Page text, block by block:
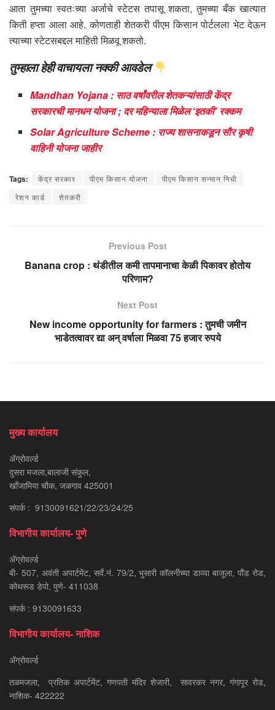
आता तुमच्या स्वतःच्या अर्जाचे स्टेटस तपासू शकता, तुमच्या बँक खात्यात
किती हप्ता आला आहे. कोणताही शेतकरी पीएम किसान पोर्टलला भेट देऊन
त्याच्या स्टेटसबद्दल माहिती मिळवू शकतो.
तुम्हाला हेही वाचायला नक्की आवडेल
Mandhan Yojana : साठ वर्षांवरील शेतकऱ्यांसाठी केंद्र
सरकारची मानधन योजना ; दर महिन्याला मिळेल ‘इतकी’ रक्कम
Solar Agriculture Scheme : राज्य शासनाकडून सौर कृषी
वाहिनी योजना जाहीर
Tags: केंद्र सरकार पीएम किसान योजना
पीएम किसान सन्मान निधी
रेशन कार्ड
शेतकरी
Previous Post
Banana crop : थंडीतील कमी तापमानाचा केळी पिकावर होतोय
परिणाम?
Next Post
New income opportunity for farmers : तुमची जमीन
भाडेतत्वावर द्या अन् वर्षाला मिळवा 75 हजार रुपये
मुख्य कार्यालय
ॲग्रोवर्ल्ड
दुसरा मजला,बालाजी संकुल,
खाँजामिया चौक, जळगाव 425001
संपर्क : 9130091621/22/23/24/25
विभागीय कार्यालय- पुणे
ॲग्रोवर्ल्ड
बी- 507, अवंती अपार्टमेंट, सर्वे.नं. 79/2, भुसारी कॉलनीच्या डाव्या बाजूला, पौंड रोड,
कोथरूड डेपो, पुणे- 411038
संपर्क : 9130091633
विभागीय कार्यालय- नाशिक
ॲग्रोवर्ल्ड
तळमजला, प्रतिक अपार्टमेंट, गणपती मंदिर शेजारी, सावरकर नगर, गंगापूर रोड,
नाशिक- 422222